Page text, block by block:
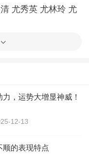
尤秀英 尤林玲 尤
，运势大增显神威！
12-13
顺的表现特点